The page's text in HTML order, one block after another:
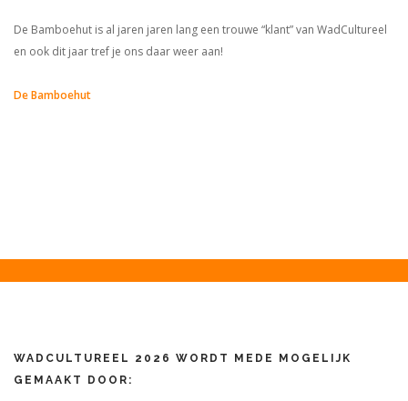
De Bamboehut is al jaren jaren lang een trouwe “klant” van WadCultureel
en ook dit jaar tref je ons daar weer aan!
De Bamboehut
WADCULTUREEL 2026 WORDT MEDE MOGELIJK
GEMAAKT DOOR: